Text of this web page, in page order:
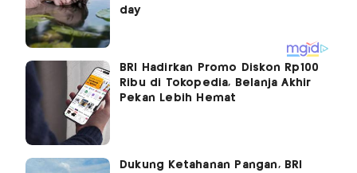
BRI Hadirkan Promo Diskon Rp100
Ribu di Tokopedia, Belanja Akhir
Pekan Lebih Hemat
Dukung Ketahanan Pangan, BRI